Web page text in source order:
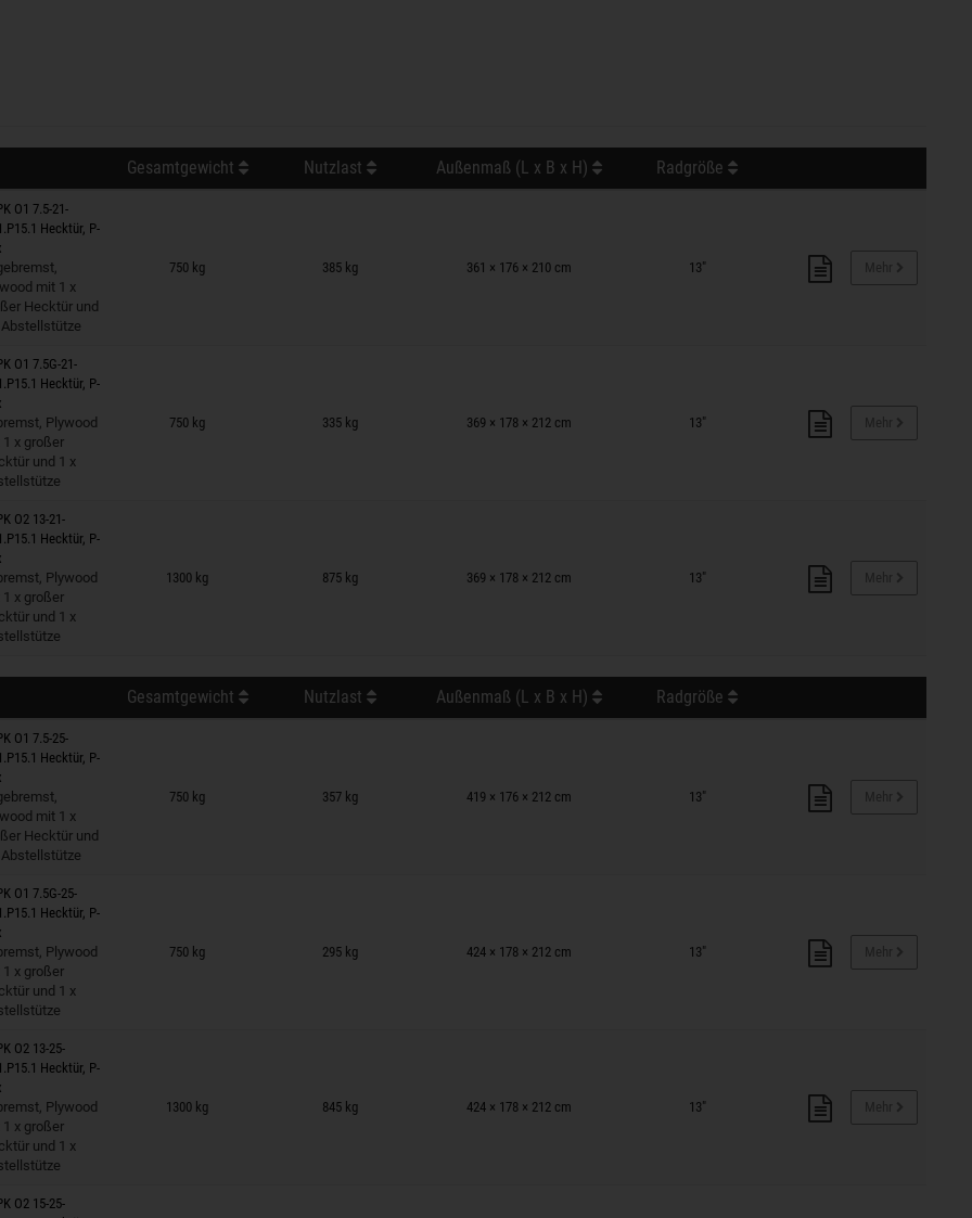
Gesamtgewicht Nutzlast Außenmaß (L x B x H) Radgröße
O1 7.5-21-
Hecktür, P-
mit 1 x
Hecktür und
Abstellstütze
750 kg 385 kg 361 × 176 × 210 cm 13"
auf Merkzettel
O1 7.5G-21-
Hecktür, P-
Plywood
1 x großer
und 1 x
750 kg 335 kg 369 × 178 × 212 cm 13"
auf Merkzettel
O2 13-21-
Hecktür, P-
Plywood
1 x großer
und 1 x
1300 kg 875 kg 369 × 178 × 212 cm 13"
auf Merkzettel
Gesamtgewicht Nutzlast Außenmaß (L x B x H) Radgröße
O1 7.5-25-
Hecktür, P-
mit 1 x
Hecktür und
Abstellstütze
750 kg 357 kg 419 × 176 × 212 cm 13"
auf Merkzettel
O1 7.5G-25-
Hecktür, P-
Plywood
1 x großer
und 1 x
750 kg 295 kg 424 × 178 × 212 cm 13"
auf Merkzettel
O2 13-25-
Hecktür, P-
Plywood
1 x großer
und 1 x
1300 kg 845 kg 424 × 178 × 212 cm 13"
auf Merkzettel
O2 15-25-